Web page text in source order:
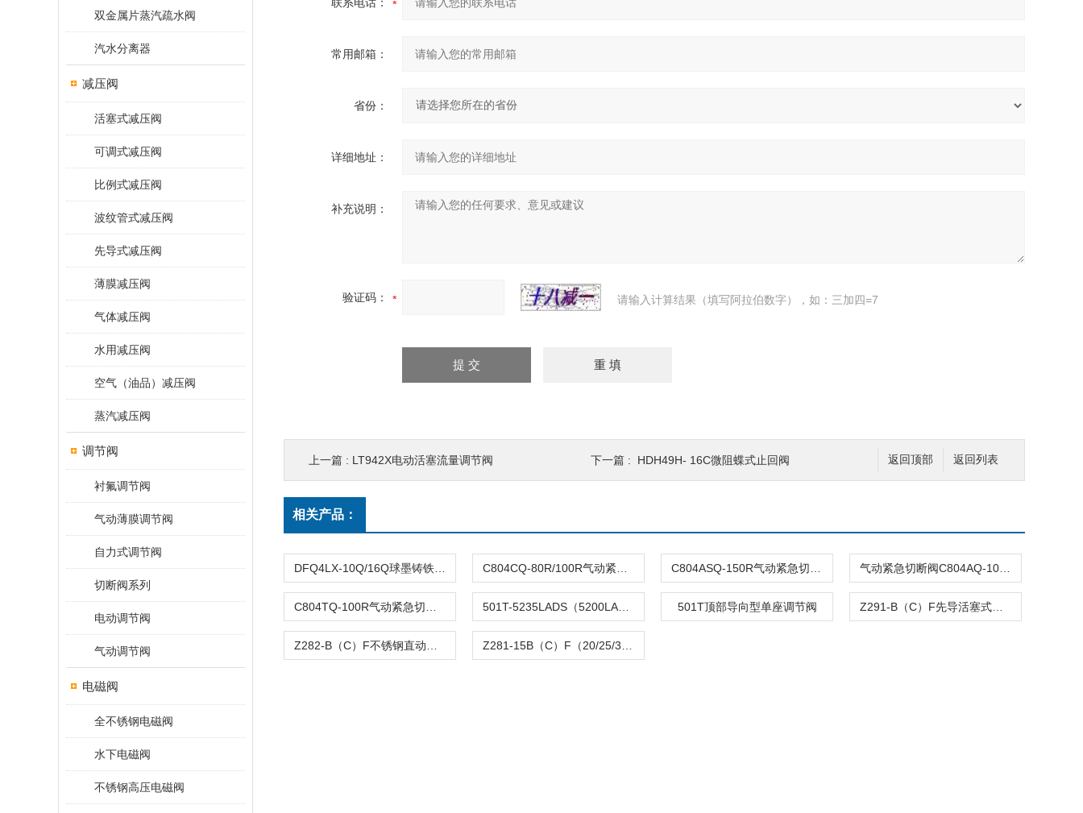
双金属片蒸汽疏水阀
汽水分离器
减压阀
活塞式减压阀
可调式减压阀
比例式减压阀
波纹管式减压阀
先导式减压阀
薄膜减压阀
气体减压阀
水用减压阀
空气（油品）减压阀
蒸汽减压阀
调节阀
衬氟调节阀
气动薄膜调节阀
自力式调节阀
切断阀系列
电动调节阀
气动调节阀
电磁阀
全不锈钢电磁阀
水下电磁阀
不锈钢高压电磁阀
常用邮箱：
省份：
详细地址：
补充说明：
验证码： 请输入计算结果（填写阿拉伯数字），如：三加四=7
返回列表
返回顶部
上一篇 : LT942X电动活塞流量调节阀 下一篇 : HDH49H- 16C微阻蝶式止回阀
相关产品：
501T顶部导向型单座调节阀